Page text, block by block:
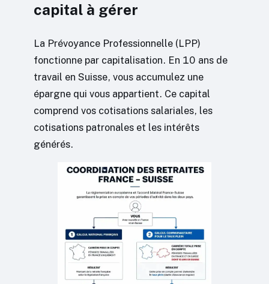
capital à gérer
La Prévoyance Professionnelle (LPP)
fonctionne par capitalisation. En 10 ans de
travail en Suisse, vous accumulez une
épargne qui vous appartient. Ce capital
comprend vos cotisations salariales, les
cotisations patronales et les intérêts
générés.